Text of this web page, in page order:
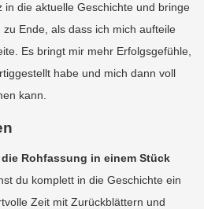
in die aktuelle Geschichte und bringe
Ende, als dass ich mich aufteile
Es bringt mir mehr Erfolgsgefühle,
habe und mich dann voll
kann.
Rohfassung in einem Stück
du komplett in die Geschichte ein
Zeit mit Zurückblättern und